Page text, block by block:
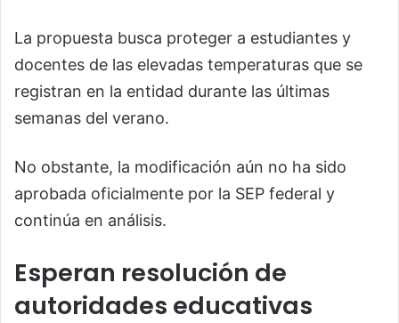
La propuesta busca proteger a estudiantes y
docentes de las elevadas temperaturas que se
registran en la entidad durante las últimas
semanas del verano.
No obstante, la modificación aún no ha sido
aprobada oficialmente por la SEP federal y
continúa en análisis.
Esperan resolución de
autoridades educativas